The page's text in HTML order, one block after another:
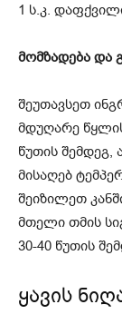
1 ს.კ.
მომზადება და
შეუთავსეთ
მდუღარე
წუთის
მისაღებ
შეიზილეთ
მთელი თმის
30-40 წუთის
ყავის